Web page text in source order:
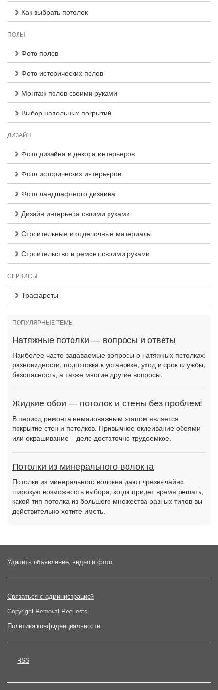
Как выбрать потолок
ПОЛЫ
Фото полов
Фото исторических полов
Монтаж полов своими руками
Выбор напольных покрытий
ДИЗАЙН
Фото дизайна и декора интерьеров
Фото исторических интерьеров
Фото ландшафтного дизайна
Дизайн интерьера своими руками
Строительные и отделочные материалы
Строительство и ремонт своими руками
СЕРВИСЫ
Трафареты
ПОПУЛЯРНЫЕ ТЕМЫ
Натяжные потолки — вопросы и ответы
Наиболее часто задаваемые вопросы о натяжных потолках:
разновидности, подготовка к установке, уход и срок службы,
безопасность, а также многие другие вопросы.
Жидкие обои — потолок и стены без проблем!
В период ремонта немаловажным этапом является
покрытие стен и потолков. Привычное оклеивание обоями
или окрашивание – дело достаточно трудоемкое.
Потолки из минерального волокна
Потолки из минерального волокна дают чрезвычайно
широкую возможность выбора, когда придет время решать,
какой тип потолка из большого множества разных типов вы
действительно хотите иметь.
Удалить объявление, видео и фото
Связаться с администрацией
Copyright Removal Requests
Политика конфиденциальности
RSS